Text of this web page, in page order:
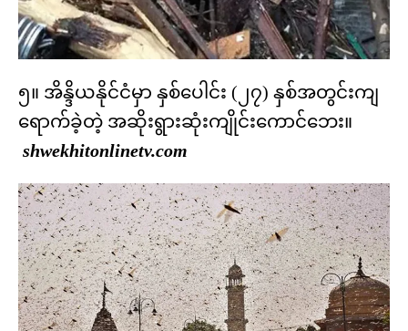
၅။ အိန္ဒိယနိုင်ငံမှာ နှစ်ပေါင်း (၂၇) နှစ်အတွင်းကျ
ရောက်ခဲ့တဲ့ အဆိုးရွားဆုံးကျိုင်းကောင်ဘေး။
shwekhitonlinetv.com